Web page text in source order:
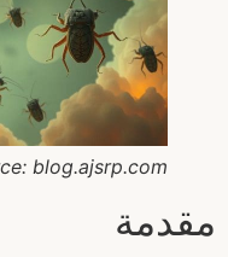
blog.ajsrp.com
مقدمة